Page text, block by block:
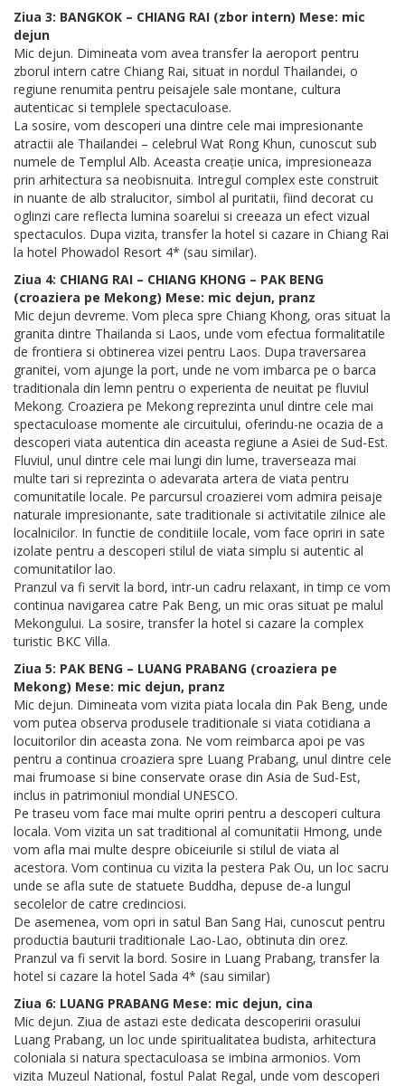
Ziua 3: BANGKOK – CHIANG RAI (zbor intern) Mese: mic
dejun
Mic dejun. Dimineata vom avea transfer la aeroport pentru
zborul intern catre Chiang Rai, situat in nordul Thailandei, o
regiune renumita pentru peisajele sale montane, cultura
autenticac si templele spectaculoase.
La sosire, vom descoperi una dintre cele mai impresionante
atractii ale Thailandei – celebrul Wat Rong Khun, cunoscut sub
numele de Templul Alb. Aceasta creație unica, impresioneaza
prin arhitectura sa neobisnuita. Intregul complex este construit
in nuante de alb stralucitor, simbol al puritatii, fiind decorat cu
oglinzi care reflecta lumina soarelui si creeaza un efect vizual
spectaculos. Dupa vizita, transfer la hotel si cazare in Chiang Rai
la hotel Phowadol Resort 4* (sau similar).
Ziua 4: CHIANG RAI – CHIANG KHONG – PAK BENG
(croaziera pe Mekong) Mese: mic dejun, pranz
Mic dejun devreme. Vom pleca spre Chiang Khong, oras situat la
granita dintre Thailanda si Laos, unde vom efectua formalitatile
de frontiera si obtinerea vizei pentru Laos. Dupa traversarea
granitei, vom ajunge la port, unde ne vom imbarca pe o barca
traditionala din lemn pentru o experienta de neuitat pe fluviul
Mekong. Croaziera pe Mekong reprezinta unul dintre cele mai
spectaculoase momente ale circuitului, oferindu-ne ocazia de a
descoperi viata autentica din aceasta regiune a Asiei de Sud-Est.
Fluviul, unul dintre cele mai lungi din lume, traverseaza mai
multe tari si reprezinta o adevarata artera de viata pentru
comunitatile locale. Pe parcursul croazierei vom admira peisaje
naturale impresionante, sate traditionale si activitatile zilnice ale
localnicilor. In functie de conditiile locale, vom face opriri in sate
izolate pentru a descoperi stilul de viata simplu si autentic al
comunitatilor lao.
Pranzul va fi servit la bord, intr-un cadru relaxant, in timp ce vom
continua navigarea catre Pak Beng, un mic oras situat pe malul
Mekongului. La sosire, transfer la hotel si cazare la complex
turistic BKC Villa.
Ziua 5: PAK BENG – LUANG PRABANG (croaziera pe
Mekong) Mese: mic dejun, pranz
Mic dejun. Dimineata vom vizita piata locala din Pak Beng, unde
vom putea observa produsele traditionale si viata cotidiana a
locuitorilor din aceasta zona. Ne vom reimbarca apoi pe vas
pentru a continua croaziera spre Luang Prabang, unul dintre cele
mai frumoase si bine conservate orase din Asia de Sud-Est,
inclus in patrimoniul mondial UNESCO.
Pe traseu vom face mai multe opriri pentru a descoperi cultura
locala. Vom vizita un sat traditional al comunitatii Hmong, unde
vom afla mai multe despre obiceiurile si stilul de viata al
acestora. Vom continua cu vizita la pestera Pak Ou, un loc sacru
unde se afla sute de statuete Buddha, depuse de-a lungul
secolelor de catre credinciosi.
De asemenea, vom opri in satul Ban Sang Hai, cunoscut pentru
productia bauturii traditionale Lao-Lao, obtinuta din orez.
Pranzul va fi servit la bord. Sosire in Luang Prabang, transfer la
hotel si cazare la hotel Sada 4* (sau similar)
Ziua 6: LUANG PRABANG Mese: mic dejun, cina
Mic dejun. Ziua de astazi este dedicata descoperirii orasului
Luang Prabang, un loc unde spiritualitatea budista, arhitectura
coloniala si natura spectaculoasa se imbina armonios. Vom
vizita Muzeul National, fostul Palat Regal, unde vom descoperi